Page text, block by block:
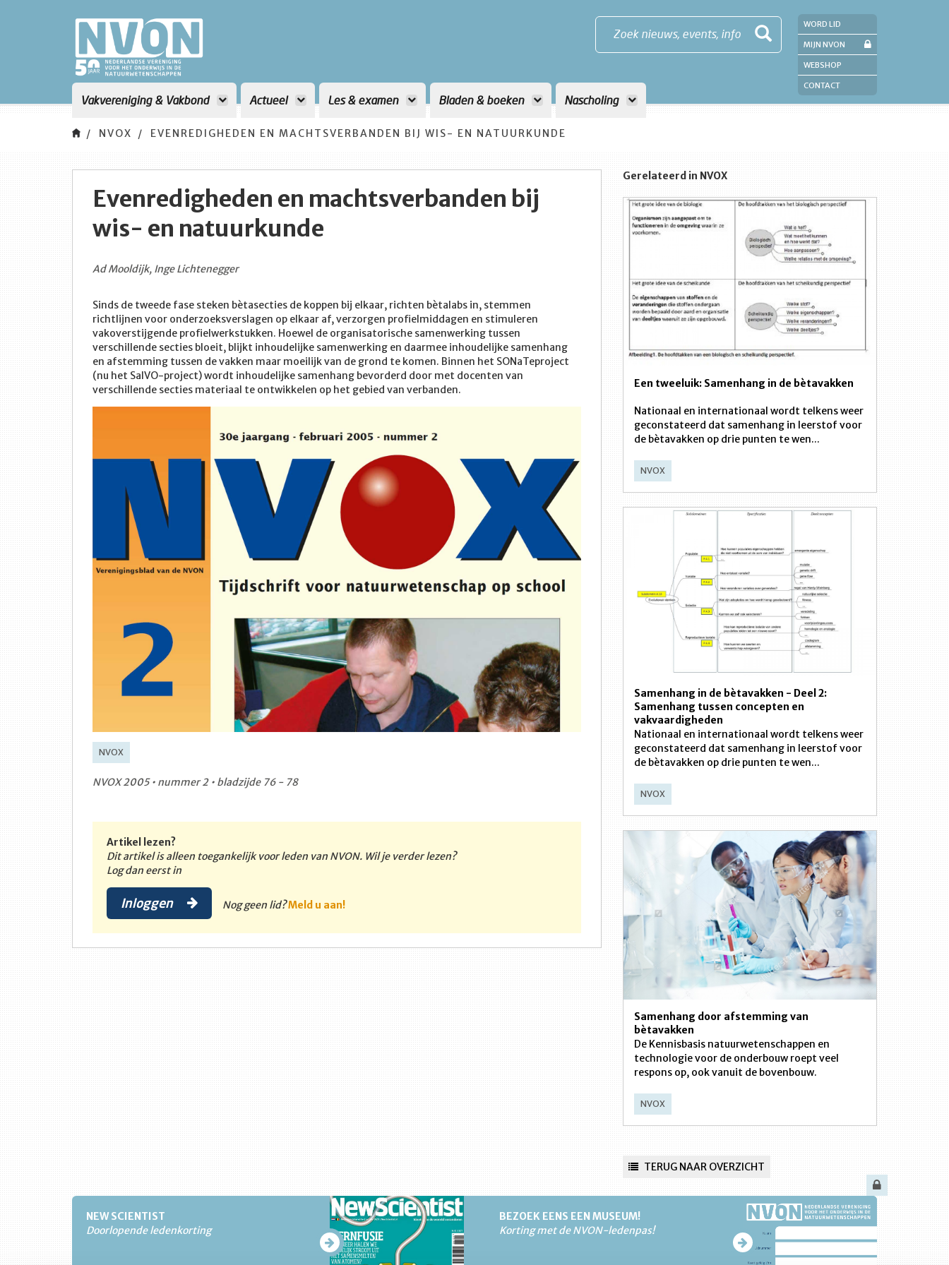
Zoek nieuws, events, info
Vakvereniging & Vakbond Actueel Les & examen Bladen & boeken Nascholing
WORD LID
MIJN NVON
WEBSHOP
CONTACT
NVOX EVENREDIGHEDEN EN MACHTSVERBANDEN BIJ WIS- EN NATUURKUNDE
Evenredigheden en machtsverbanden bij
wis- en natuurkunde
Ad Mooldijk, Inge Lichtenegger
Sinds de tweede fase steken bètasecties de koppen bij elkaar, richten bètalabs in, stemmen
richtlijnen voor onderzoeksverslagen op elkaar af, verzorgen profielmiddagen en stimuleren
vakoverstijgende profielwerkstukken. Hoewel de organisatorische samenwerking tussen
verschillende secties bloeit, blijkt inhoudelijke samenwerking en daarmee inhoudelijke samenhang
en afstemming tussen de vakken maar moeilijk van de grond te komen. Binnen het SONaTeproject
(nu het SalVO-project) wordt inhoudelijke samenhang bevorderd door met docenten van
verschillende secties materiaal te ontwikkelen op het gebied van verbanden.
NVOX
NVOX 2005 • nummer 2 • bladzijde 76 - 78
Artikel lezen?
Dit artikel is alleen toegankelijk voor leden van NVON. Wil je verder lezen?
Log dan eerst in
Inloggen Nog geen lid?Meld u aan!
Gerelateerd in NVOX
Een tweeluik: Samenhang in de bètavakken
Nationaal en internationaal wordt telkens weer
geconstateerd dat samenhang in leerstof voor
de bètavakken op drie punten te wen...
NVOX
Samenhang in de bètavakken - Deel 2:
Samenhang tussen concepten en
vakvaardigheden
Nationaal en internationaal wordt telkens weer
geconstateerd dat samenhang in leerstof voor
de bètavakken op drie punten te wen...
NVOX
Samenhang door afstemming van
bètavakken
De Kennisbasis natuurwetenschappen en
technologie voor de onderbouw roept veel
respons op, ook vanuit de bovenbouw.
NVOX
TERUG NAAR OVERZICHT
NEW SCIENTIST
Doorlopende ledenkorting
BEZOEK EENS EEN MUSEUM!
Korting met de NVON-ledenpas!